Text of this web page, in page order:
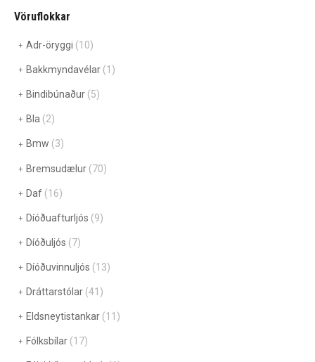
Vöruflokkar
Adr-öryggi (10)
Bakkmyndavélar (1)
Bindibúnaður (5)
Bla (2)
Bmw (3)
Bremsudælur (70)
Daf (16)
Díóðuafturljós (9)
Díóðuljós (7)
Díóðuvinnuljós (13)
Dráttarstólar (41)
Eldsneytistankar (11)
Fólksbílar (17)